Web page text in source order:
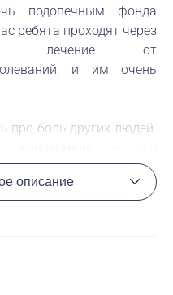
подопечным фонда
ребята проходят через
лечение от
и им очень
про боль других людей.
мире помощь зачастую
подвиг, а так быть не
когда-нибудь
описание